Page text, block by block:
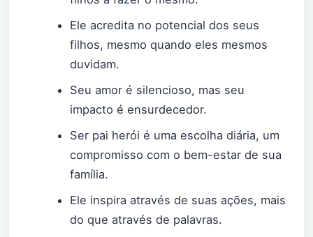
Ele acredita no potencial dos seus
filhos, mesmo quando eles mesmos
duvidam.
Seu amor é silencioso, mas seu
impacto é ensurdecedor.
Ser pai herói é uma escolha diária, um
compromisso com o bem-estar de sua
família.
Ele inspira através de suas ações, mais
do que através de palavras.